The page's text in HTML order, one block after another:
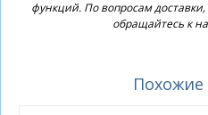
функций. По вопросам
обращайтесь к